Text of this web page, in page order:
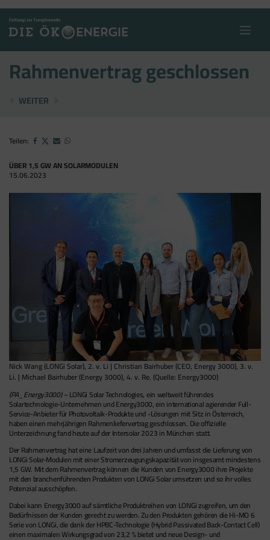
content
Rahmenvertrag geschlossen
TAG DER KLEINWASSERKRAFT
WEITER
Teilen:
ÜBER 1,5 GW AN SOLARMODULEN
15.06.2023
Nick Wang (LONGi Solar), 2. v. Li | Christian Bairhuber (CEO, Energy 3000), 3. v.
Li. | Michael Bairhuber (Energy 3000), 4. v. Re. (Quelle: Energy3000)
(PA_Energy3000) –LONGi Solar Technologies, ein weltweit führendes
Solartechnologie-Unternehmen und Energy3000, ein international agierender Full-
Service-Anbieter für Photovoltaik-Produkte und -Lösungen mit Sitz in Österreich,
haben einen mehrjährigen Rahmenliefervertrag geschlossen. Die offizielle
Unterzeichnung fand heute auf der Intersolar 2023 in München statt.
Der Rahmenvertrag hat eine Laufzeit von drei Jahren und umfasst die Lieferung von
LONGi Solar-Modulen mit einer Stromerzeugungskapazität von insgesamt mindestens
1,5 GW. Mit dem Rahmenvertrag können die Kunden von Energy3000 ihre Projekte
mit den branchenführenden Produkten von LONGi Solar umsetzen und so ihr volles
Potenzial ausschöpfen.
Dabei kann Energy3000 auf sämtliche Produktreihen von LONGi zugreifen, um den
Bedürfnissen der Kunden gerecht zu werden. Zu den Produkten gehören die Hi-MO 6
Serie von LONGi, die dank der HPBC-Technologie (Hybrid Passivated Back-Contact Cell)
einen maximalen Wirkungsgrad von 23,2 % bietet und neue Design- und